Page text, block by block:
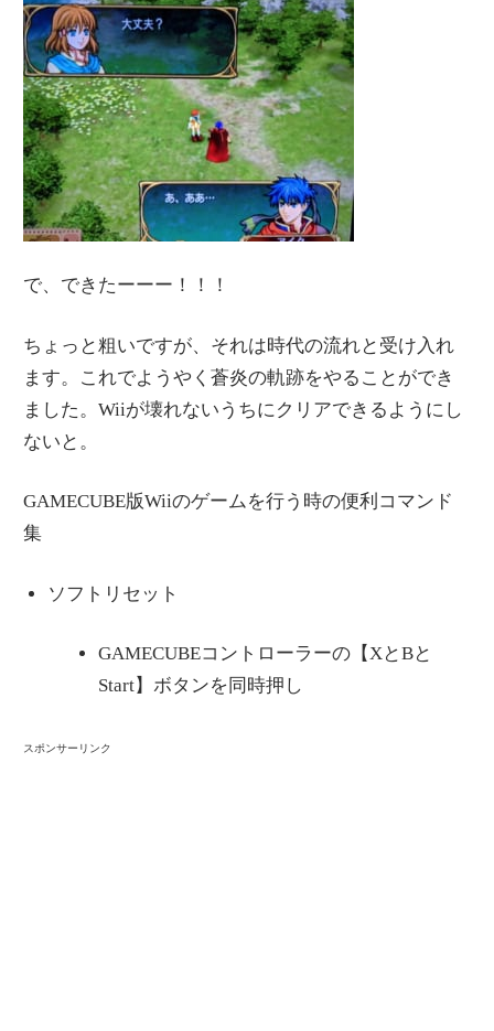
で、できたーーー！！！
ちょっと粗いですが、それは時代の流れと受け入れ
ます。これでようやく蒼炎の軌跡をやることができ
ました。Wiiが壊れないうちにクリアできるようにし
ないと。
GAMECUBE版Wiiのゲームを行う時の便利コマンド
集
ソフトリセット
GAMECUBEコントローラーの【XとBと
Start】ボタンを同時押し
スポンサーリンク